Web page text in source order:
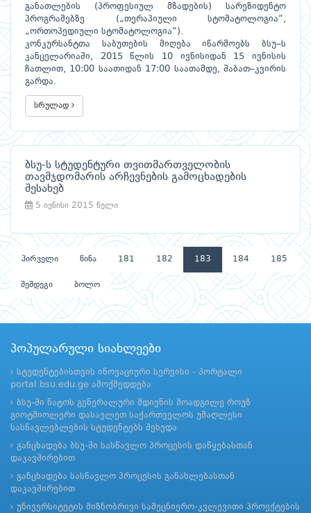
განათლების (პროფესიულ მზადების) სარეზიდენტო
პროგრამებზე („თერაპიული სტომატოლოგია“,
„ორთოპედიული სტომატოლოგია“).
კონკურსანტთა საბუთების მიღება იწარმოებს ბსუ–ს
კანცელარიაში, 2015 წლის 10 ივნისიდან 15 ივნისის
ჩათლით, 10:00 საათიდან 17:00 საათამდე, შაბათ–კვირის
გარდა.
სრულად
ბსუ-ს სტუდენტური თვითმართველობის
თავმჯდომარის არჩევნების გამოცხადების
შესახებ
5 ივნისი 2015 წელი
პირველი წინა 181 182 183 184 185
შემდეგი ბოლო
პოპულარული სიახლეები
სტუდენტებისთვის ინოვაციური სერვისი - პორტალი
portal.bsu.edu.ge ამოქმედდება
ბსუ-ში ნატოს გენერალური მდივნის მოადგილე როუზ
გიოტმიოლერი დასავლეთ საქართველოს უმაღლესი
სასწავლებლების სტუდენტებს შეხვდა
განცხადება ბსუ-ში სასწავლო პროცესის დაწყებასთან
დაკავშირებით
განცხადება სასწავლო პროცესის განახლებასთან
დაკავშირებით
უნივერსიტეტის მიზნობრივი სამეცნიერო-კვლევითი პროექტების